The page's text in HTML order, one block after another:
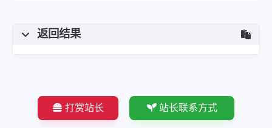
返回结果
打赏站长 站长联系方式